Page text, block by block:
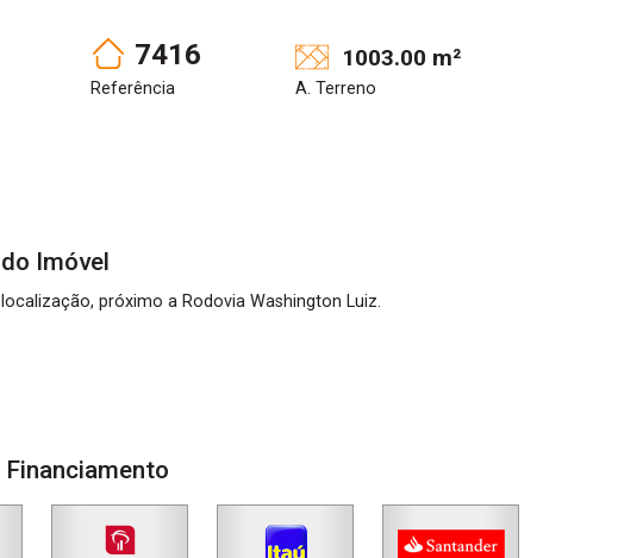
7416
Referência
1003.00 m²
A. Terreno
Imóvel
próximo a Rodovia Washington Luiz.
Financiamento